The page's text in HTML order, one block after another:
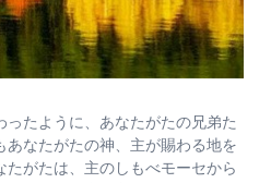
ったように、あなたがたの兄弟た
あなたがたの神、主が賜わる地を
がたは、主のしもべモーセから